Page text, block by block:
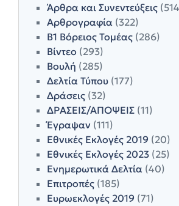
Άρθρα και Συνεντεύξεις
Αρθρογραφία (322)
Β1 Βόρειος Τομέας (286)
Βίντεο (293)
Βουλή (285)
Δελτία Τύπου (177)
Δράσεις (32)
ΔΡΑΣΕΙΣ/ΑΠΟΨΕΙΣ (11)
Έγραψαν (111)
Εθνικές Εκλογές 2019 (20)
Εθνικές Εκλογές 2023 (25)
Ενημερωτικά Δελτία (40)
Επιτροπές (185)
Ευρωεκλογές 2019 (71)